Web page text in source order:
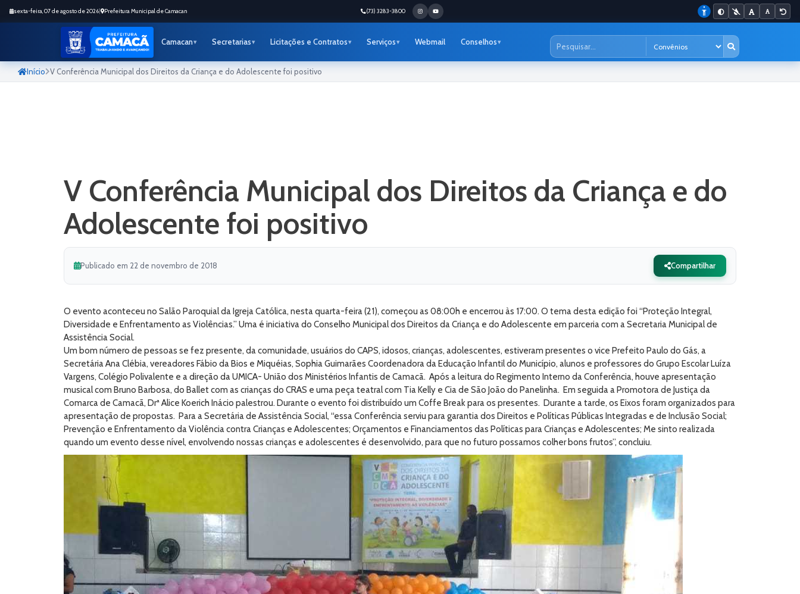
sexta-feira, 07 de agosto de 2026 Prefeitura Municipal de Camacan (73) 3283-3800
Camacan Secretarias Licitações e Contratos Serviços Webmail Conselhos
Início V Conferência Municipal dos Direitos da Criança e do Adolescente foi positivo
V Conferência Municipal dos Direitos da Criança e do
Adolescente foi positivo
Publicado em 22 de novembro de 2018 Compartilhar
O evento aconteceu no Salão Paroquial da Igreja Católica, nesta quarta-feira (21), começou as 08:00h e encerrou às 17:00. O tema desta edição foi “Proteção Integral,
Diversidade e Enfrentamento as Violências.” Uma é iniciativa do Conselho Municipal dos Direitos da Criança e do Adolescente em parceria com a Secretaria Municipal de
Assistência Social.
Um bom número de pessoas se fez presente, da comunidade, usuários do CAPS, idosos, crianças, adolescentes, estiveram presentes o vice Prefeito Paulo do Gás, a
Secretária Ana Clébia, vereadores Fábio da Bios e Miquéias, Sophia Guimarães Coordenadora da Educação Infantil do Município, alunos e professores do Grupo Escolar Luíza
Vargens, Colégio Polivalente e a direção da UMICA- União dos Ministérios Infantis de Camacã. Após a leitura do Regimento Interno da Conferência, houve apresentação
musical com Bruno Barbosa, do Ballet com as crianças do CRAS e uma peça teatral com Tia Kelly e Cia de São João do Panelinha. Em seguida a Promotora de Justiça da
Comarca de Camacã, Drª Alice Koerich Inácio palestrou. Durante o evento foi distribuído um Coffe Break para os presentes. Durante a tarde, os Eixos foram organizados para
apresentação de propostas. Para a Secretária de Assistência Social, “essa Conferência serviu para garantia dos Direitos e Políticas Públicas Integradas e de Inclusão Social;
Prevenção e Enfrentamento da Violência contra Crianças e Adolescentes; Orçamentos e Financiamentos das Políticas para Crianças e Adolescentes; Me sinto realizada
quando um evento desse nível, envolvendo nossas crianças e adolescentes é desenvolvido, para que no futuro possamos colher bons frutos”, concluiu.